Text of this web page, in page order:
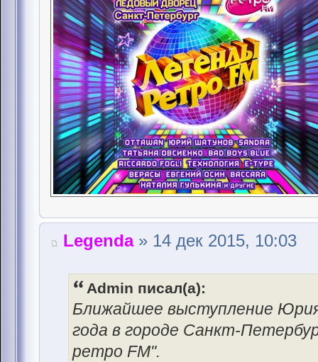
Legenda» 14 дек 2015, 10:03
Admin писал(а):
Ближайшее выступление
года в городе Санкт-
ретро FM".